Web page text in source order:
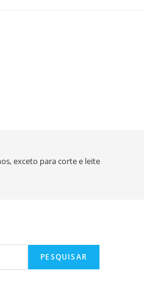
exceto para corte e leite
PESQUISAR